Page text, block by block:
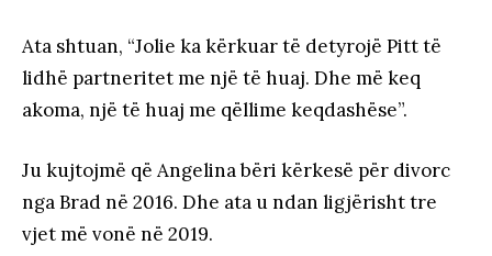
Ata shtuan, “Jolie ka kërkuar të detyrojë Pitt të
lidhë partneritet me një të huaj. Dhe më keq
akoma, një të huaj me qëllime keqdashëse”.
Ju kujtojmë që Angelina bëri kërkesë për divorc
nga Brad në 2016. Dhe ata u ndan ligjërisht tre
vjet më vonë në 2019.